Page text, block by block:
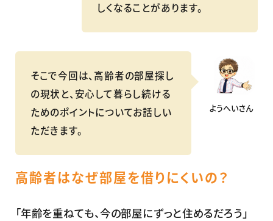
しくなることがあります。
ようへいさん
そこで今回は、高齢者の部屋探し
の現状と、安心して暮らし続ける
ためのポイントについてお話しい
ただきます。
高齢者はなぜ部屋を借りにくいの？
「年齢を重ねても、今の部屋にずっと住めるだろう」